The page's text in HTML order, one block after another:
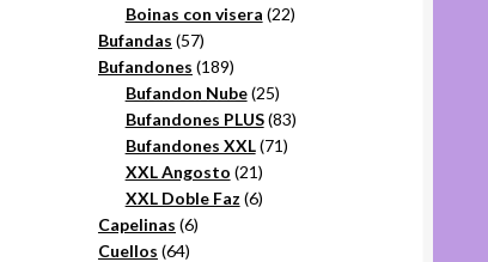
productos
Boinas con visera 2222
Bufandas 5757
productos
Bufandones 189189
productos
Bufandon Nube 2525
productos
Bufandones PLUS 8383
Bufandones XXL 7171
XXL Angosto 2121
productos
XXL Doble Faz 66
Capelinas 66
Cuellos 6464